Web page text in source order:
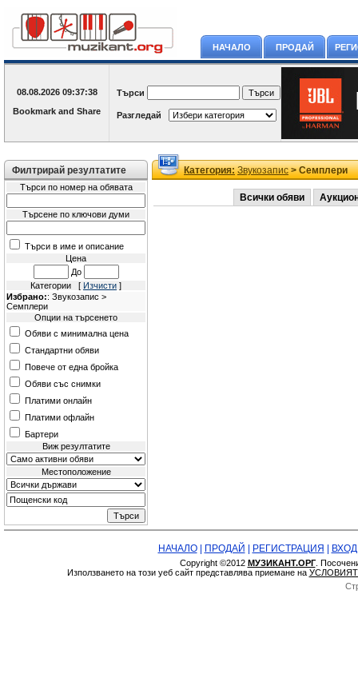
НАЧАЛО ПРОДАЙ
08.08.2026 09:37:38 Търси
Разгледай
Филтрирай резултатите
Търси по номер на обявата
Търсене по ключови думи
Търси в име и описание
Цена
До
Категории [ Изчисти ]
Избрано:: Звукозапис >
Семплери
Опции на търсенето
Обяви с минимална цена
Стандартни обяви
Повече от една бройка
Обяви със снимки
Платими онлайн
Платими офлайн
Бартери
Виж резултатите
Местоположение
Категория: Звукозапис> Семплери
Всички обяви
НАЧАЛО| ПРОДАЙ РЕГИСТРАЦИЯ ВХОД
Copyright ©2012 МУЗИКАНТ.ОРГ.
Използването на този уеб сайт представлява приемане на